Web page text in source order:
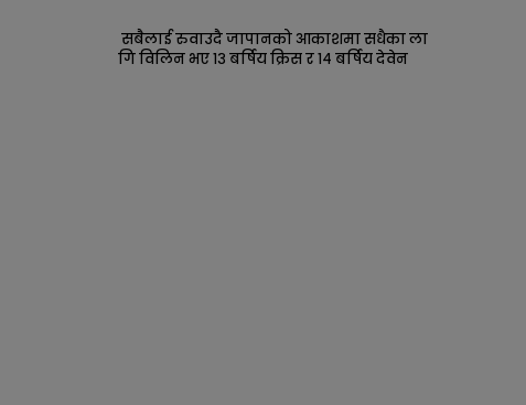
सबैलाई रुवाउदै जापानको आकाशमा सधैका ला
गि विलिन भए १३ बर्षिय क्रिस र १४ बर्षिय देवेन